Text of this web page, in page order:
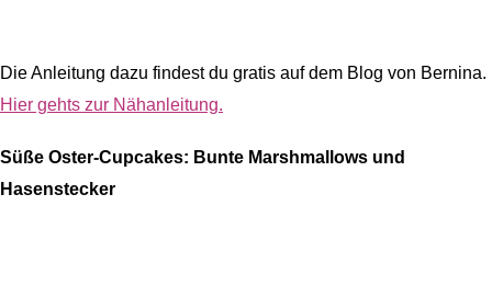
Die Anleitung dazu findest du gratis auf dem Blog von Bernina.
Hier gehts zur Nähanleitung.
Süße Oster-Cupcakes: Bunte Marshmallows und
Hasenstecker